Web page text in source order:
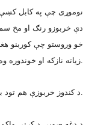
نوموړى چې په کابل
دې خربوزو رنګ او مخ سم
خو وروستو چې کوربنو
زياته نازکه او خوندوره وه.
د کندوز خربوزې هم تود بازار لري او حاصلات ئې زيات شوي دي.